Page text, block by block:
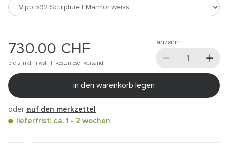
730.00 CHF
preis inkl. mwst. | kostenloser versand
anzahl:
in den warenkorb legen
oder auf den merkzettel
lieferfrist: ca. 1 - 2 wochen